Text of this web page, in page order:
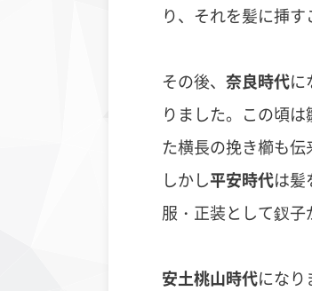
り、それを髪に挿
その後、 奈良時代に
りました。この頃
た横長の挽き櫛も伝
しかし平安時代は髪
服・正装として釵子
安土桃山時代にな